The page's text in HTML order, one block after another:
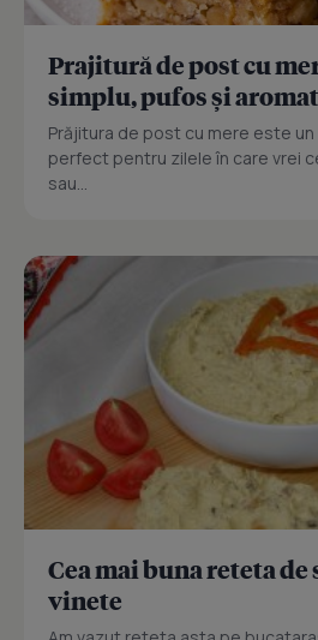
Prajitură de post cu
simplu, pufos și aromat
Prăjitura de post cu mere este
perfect pentru zilele în care vrei
sau...
Cea mai buna reteta de
vinete